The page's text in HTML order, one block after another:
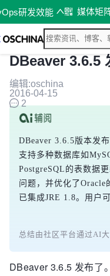
研发效能 媒体矩
DBeaver 3.6.5
编辑:oschina
2016-04-15
2
DBeaver 3.6.5版本发
支持多种数据库如
PostgreSQL的表数据
问题，并优化了
已集成JRE 1.8。用户
总结由社区平台通过AI
DBeaver 3.6.5 发布了